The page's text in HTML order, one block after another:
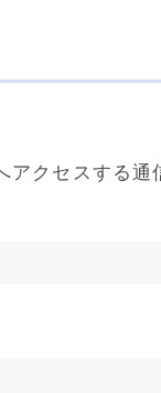
アクセスする通